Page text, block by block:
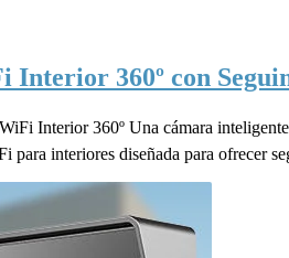
360º con
Interior 360º Una cámara
interiores diseñada para ofrecer